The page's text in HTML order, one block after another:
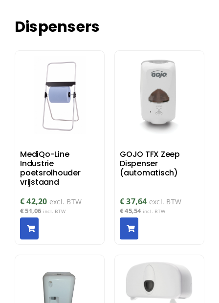
Dispensers
MediQo-Line
Industrie
poetsrolhouder
vrijstaand
€42,20 excl. BTW
€51,06 incl. BTW
GOJO TFX Zeep
Dispenser
(automatisch)
€37,64 excl. BTW
€45,54 incl. BTW